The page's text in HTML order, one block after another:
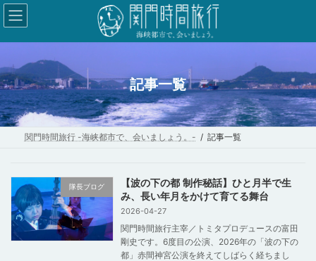
コ
ン
テ
ン
ツ
へ
ス
ナ
ビ
ゲ
ー
シ
ョ
ン
記事一覧
関門時間旅行 -海峡都市で、会いましょう。- 記事一覧
隊長ブログ
【波の下の都 制作秘話】ひと月半で生
み、長い年月をかけて育てる舞台
2026-04-27
関門時間旅行主宰／トミタプロデュースの富田
剛史です。6度目の公演、2026年の「波の下の
都」赤間神宮公演を終えてしばらく経ちまし